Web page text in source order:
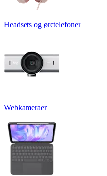
Headsets og øretelefoner
Webkameraer